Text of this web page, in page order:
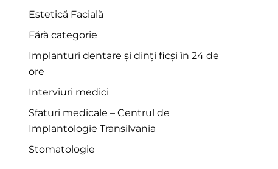
Estetică Facială
Fără categorie
Implanturi dentare și dinți ficși în 24 de
ore
Interviuri medici
Sfaturi medicale – Centrul de
Implantologie Transilvania
Stomatologie